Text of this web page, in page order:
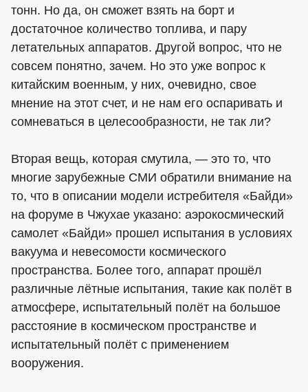
тонн. Но да, он сможет взять на борт и
достаточное количество топлива, и пару
летательных аппаратов. Другой вопрос, что не
совсем понятно, зачем. Но это уже вопрос к
китайским военным, у них, очевидно, свое
мнение на этот счет, и не нам его оспаривать и
сомневаться в целесообразности, не так ли?
Вторая вещь, которая смутила, — это то, что
многие зарубежные СМИ обратили внимание на
то, что в описании модели истребителя «Байди»
на форуме в Чжухае указано: аэрокосмический
самолет «Байди» прошел испытания в условиях
вакуума и невесомости космического
пространства. Более того, аппарат прошёл
различные лётные испытания, такие как полёт в
атмосфере, испытательный полёт на большое
расстояние в космическом пространстве и
испытательный полёт с применением
вооружения.